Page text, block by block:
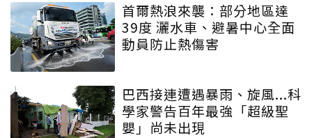
首爾熱浪來襲：部分地區達
39度 灑水車、避暑中心全面
動員防止熱傷害
巴西接連遭遇暴雨、旋風...科
學家警告百年最強「超級聖
嬰」尚未出現